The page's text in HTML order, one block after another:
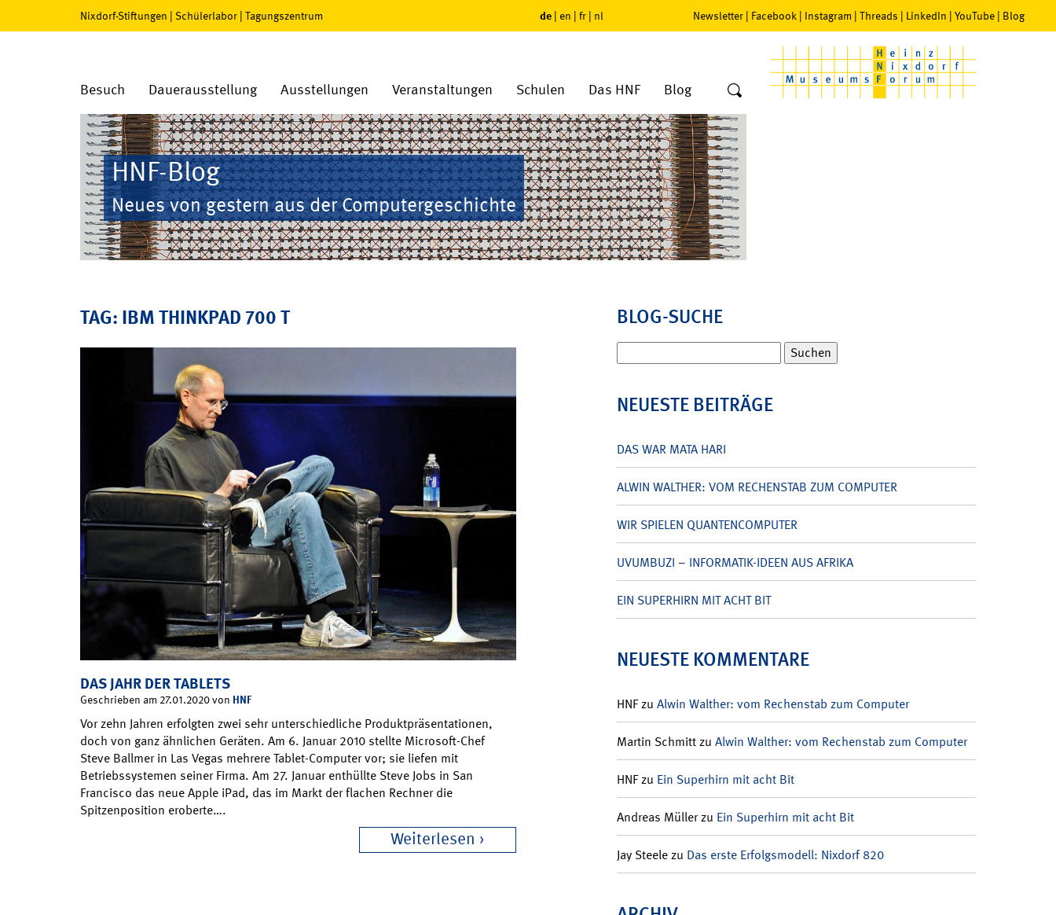
Nixdorf-Stiftungen | Schülerlabor | Tagungszentrum de | en | fr | nl Newsletter | Facebook | Instagram | Threads | LinkedIn | YouTube | Blog
Besuch Dauerausstellung Ausstellungen Veranstaltungen Schulen Das HNF Blog
HNF-Blog
Neues von gestern aus der Computergeschichte
TAG: IBM THINKPAD 700 T
DAS JAHR DER TABLETS
Geschrieben am 27.01.2020 von HNF
Vor zehn Jahren erfolgten zwei sehr unterschiedliche Produktpräsentationen,
doch von ganz ähnlichen Geräten. Am 6. Januar 2010 stellte Microsoft-Chef
Steve Ballmer in Las Vegas mehrere Tablet-Computer vor; sie liefen mit
Betriebssystemen seiner Firma. Am 27. Januar enthüllte Steve Jobs in San
Francisco das neue Apple iPad, das im Markt der flachen Rechner die
Spitzenposition eroberte….
Weiterlesen
BLOG-SUCHE
nach:
NEUESTE BEITRÄGE
DAS WAR MATA HARI
ALWIN WALTHER: VOM RECHENSTAB ZUM COMPUTER
WIR SPIELEN QUANTENCOMPUTER
UVUMBUZI – INFORMATIK-IDEEN AUS AFRIKA
EIN SUPERHIRN MIT ACHT BIT
NEUESTE KOMMENTARE
HNFzu Alwin Walther: vom Rechenstab zum Computer
Martin Schmittzu Alwin Walther: vom Rechenstab zum Computer
HNFzu Ein Superhirn mit acht Bit
Andreas Müllerzu Ein Superhirn mit acht Bit
Jay Steelezu Das erste Erfolgsmodell: Nixdorf 820